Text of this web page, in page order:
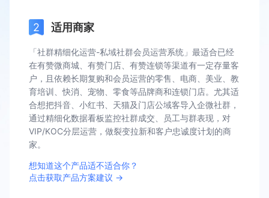
适用商家
「社群精细化运营-私域社群会员运营系统」最适合已经
在有赞微商城、有赞门店、有赞连锁等渠道有一定存量客
户，且依赖长期复购和会员运营的零售、电商、美业、教
育培训、快消、宠物、零食等品牌商和连锁门店。尤其适
合想把抖音、小红书、天猫及门店公域客导入企微社群，
通过精细化数据看板监控社群成交、员工与群表现，对
VIP/KOC分层运营，做裂变拉新和客户忠诚度计划的商
家。
想知道这个产品适不适合你？
点击获取产品方案建议 →